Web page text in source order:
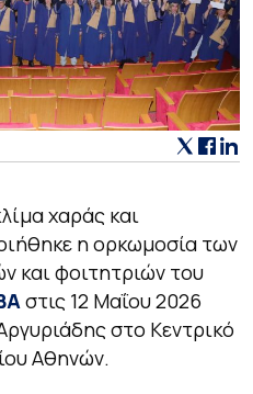
χαράς και
η ορκωμοσία των
και φοιτητριών του
στις 12 Μαΐου 2026
στο Κεντρικό
Αθηνών.